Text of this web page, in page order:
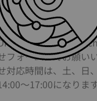
不良などに関するお
フォームにてお願い
対応時間は、土、日
～17:00になります